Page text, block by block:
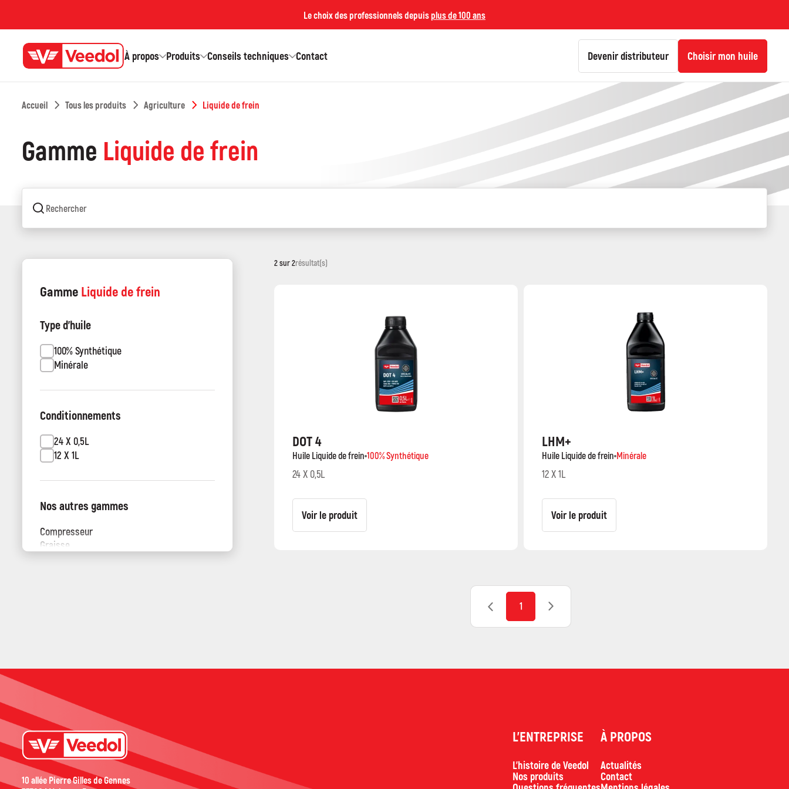
Le choix des professionnels depuisplus de 100 ans
À propos Produits Conseils techniques Contact Devenir distributeur Choisir mon huile
Accueil > Tous les produits > Agriculture > Liquide de frein
Gamme Liquide de frein
Rechercher
Gamme Liquide de frein
Type d'huile
100% Synthétique
Minérale
Conditionnements
24 X 0,5L
12 X 1L
Nos autres gammes
Compresseur
Graisse
2 sur 2résultat(s)
DOT 4
Huile Liquide de frein 100% Synthétique
24 X 0,5L
Voir le produit
LHM+
Huile Liquide de frein Minérale
12 X 1L
Voir le produit
1
10 allée Pierre Gilles de Gennes
L'ENTREPRISE
L'histoire de Veedol
Nos produits
À PROPOS
Actualités
Contact